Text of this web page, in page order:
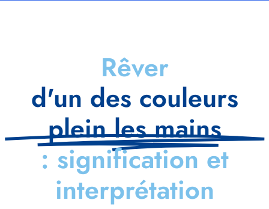
Rêver
d'un des couleurs
plein les mains
: signification et
interprétation